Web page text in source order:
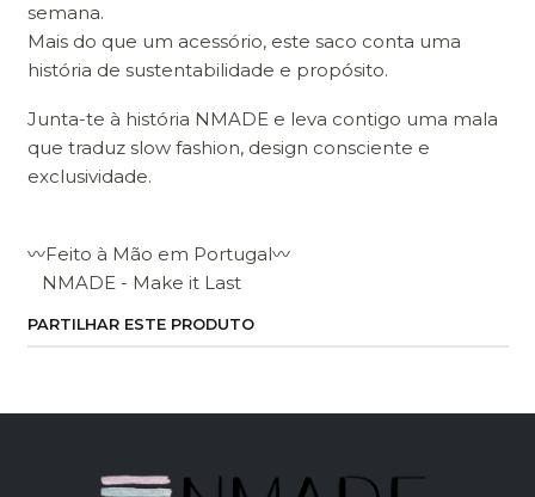
semana.
Mais do que um acessório, este saco conta uma
história de sustentabilidade e propósito.
Junta-te à história NMADE e leva contigo uma mala
que traduz slow fashion, design consciente e
exclusividade.
〰Feito à Mão em Portugal〰
NMADE - Make it Last
PARTILHAR ESTE PRODUTO